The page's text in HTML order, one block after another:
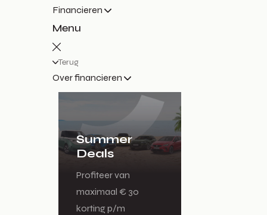
Financieren
Menu
Terug
Over financieren
Summer
Deals
Profiteer van
maximaal € 30
korting p/m